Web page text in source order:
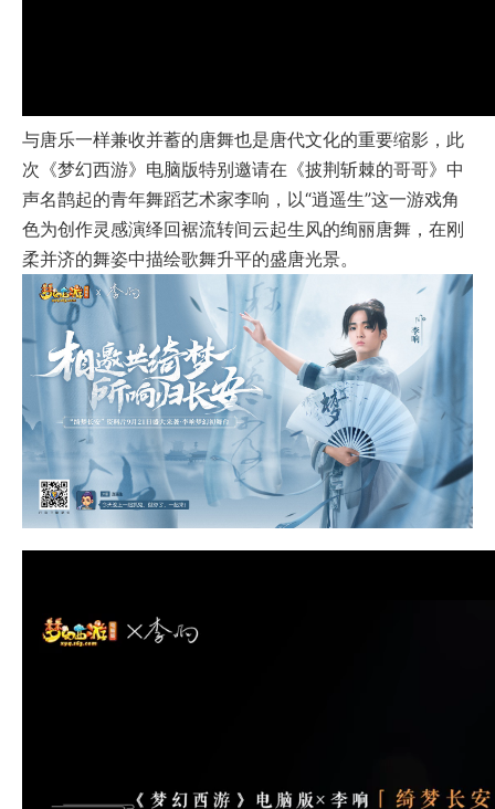
与唐乐一样兼收并蓄的唐舞也是唐代文化的重要缩影，此
次《梦幻西游》电脑版特别邀请在《披荆斩棘的哥哥》中
声名鹊起的青年舞蹈艺术家李响，以“逍遥生”这一游戏角
色为创作灵感演绎回裾流转间云起生风的绚丽唐舞，在刚
柔并济的舞姿中描绘歌舞升平的盛唐光景。